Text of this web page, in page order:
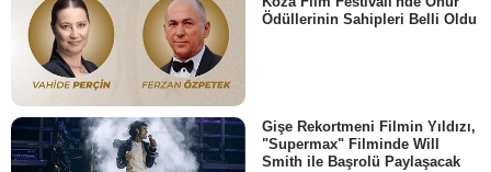
Ödüllerinin Sahipleri Belli Oldu
Gişe Rekortmeni Filmin Yıldızı,
"Supermax" Filminde Will
Smith ile Başrolü Paylaşacak